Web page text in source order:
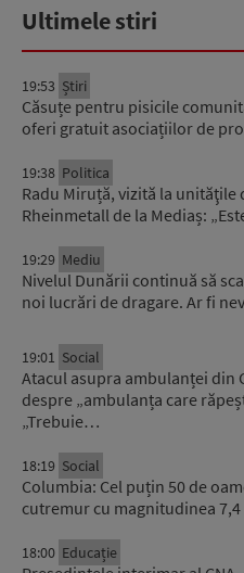
Ultimele stiri
19:53 Știri
Căsuțe pentru pisicile
oferi gratuit asociațiilor de
19:38 Politica
Radu Miruță, vizită la unităţile
Rheinmetall de la Mediaș:
19:29 Mediu
Nivelul Dunării continuă să
noi lucrări de dragare. Ar fi
19:01 Social
Atacul asupra ambulanței din
despre „ambulanța care
„Trebuie…
18:19 Social
Columbia: Cel puțin 50 de
cutremur cu magnitudinea
18:00 Educație